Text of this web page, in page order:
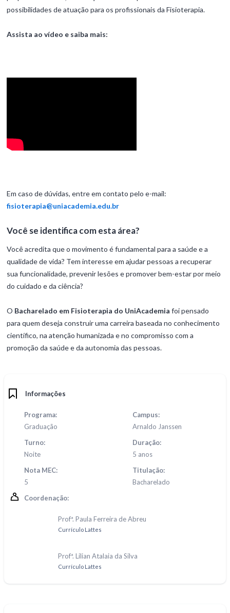
possibilidades de atuação para os profissionais da Fisioterapia.
Assista ao vídeo e saiba mais:
Em caso de dúvidas, entre em contato pelo e-mail:
fisioterapia@uniacademia.edu.br
Você se identifica com esta área?
Você acredita que o movimento é fundamental para a saúde e a
qualidade de vida? Tem interesse em ajudar pessoas a recuperar
sua funcionalidade, prevenir lesões e promover bem-estar por meio
do cuidado e da ciência?
O Bacharelado em Fisioterapia do UniAcademia foi pensado
para quem deseja construir uma carreira baseada no conhecimento
científico, na atenção humanizada e no compromisso com a
promoção da saúde e da autonomia das pessoas.
Informações
Programa:
Graduação
Campus:
Arnaldo Janssen
Turno:
Noite
Duração:
5 anos
Nota MEC:
5
Titulação:
Bacharelado
Coordenação:
Profª. Paula Ferreira de Abreu
Currículo Lattes
Profª. Lilian Atalaia da Silva
Currículo Lattes